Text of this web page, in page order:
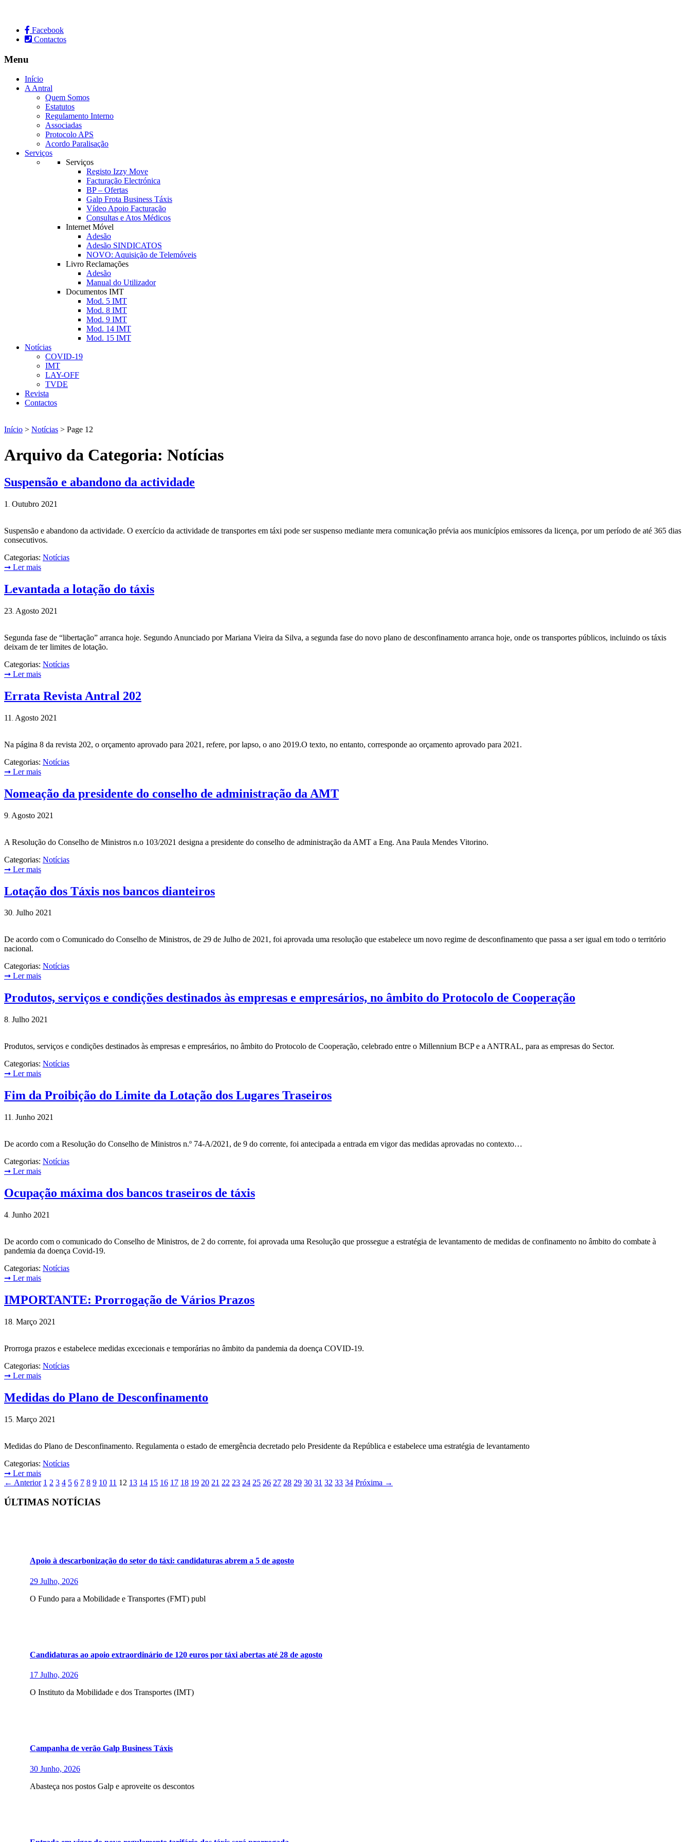
Facebook
Contactos
Menu
Início
A Antral
Quem Somos
Estatutos
Regulamento Interno
Associadas
Protocolo APS
Acordo Paralisação
Serviços
Serviços
Registo Izzy Move
Facturação Electrónica
BP – Ofertas
Galp Frota Business Táxis
Vídeo Apoio Facturação
Consultas e Atos Médicos
Internet Móvel
Adesão
Adesão SINDICATOS
NOVO: Aquisição de Telemóveis
Livro Reclamações
Adesão
Manual do Utilizador
Documentos IMT
Mod. 5 IMT
Mod. 8 IMT
Mod. 9 IMT
Mod. 14 IMT
Mod. 15 IMT
Notícias
COVID-19
IMT
LAY-OFF
TVDE
Revista
Contactos
Início > Notícias > Page 12
Arquivo da Categoria: Notícias
Suspensão e abandono da actividade
1 . Outubro 2021
Suspensão e abandono da actividade. O exercício da actividade de transportes em táxi pode ser suspenso mediante mera comunicação prévia aos municípios emissores da licença, por um período de até 365 dias
consecutivos.
Categorias: Notícias
➞ Ler mais
Levantada a lotação do táxis
23. Agosto 2021
Segunda fase de “libertação” arranca hoje. Segundo Anunciado por Mariana Vieira da Silva, a segunda fase do novo plano de desconfinamento arranca hoje, onde os transportes públicos, incluindo os táxis
deixam de ter limites de lotação.
Categorias: Notícias
➞ Ler mais
Errata Revista Antral 202
11 Agosto 2021
Na página 8 da revista 202, o orçamento aprovado para 2021, refere, por lapso, o ano 2019.O texto, no entanto, corresponde ao orçamento aprovado para 2021.
Categorias: Notícias
➞ Ler mais
Nomeação da presidente do conselho de administração da AMT
9 Agosto 2021
A Resolução do Conselho de Ministros n.o 103/2021 designa a presidente do conselho de administração da AMT a Eng. Ana Paula Mendes Vitorino.
Categorias: Notícias
➞ Ler mais
Lotação dos Táxis nos bancos dianteiros
30. Julho 2021
De acordo com o Comunicado do Conselho de Ministros, de 29 de Julho de 2021, foi aprovada uma resolução que estabelece um novo regime de desconfinamento que passa a ser igual em todo o território
nacional.
Categorias: Notícias
➞ Ler mais
Produtos, serviços e condições destinados às empresas e empresários, no âmbito do Protocolo de Cooperação
8. Julho 2021
Produtos, serviços e condições destinados às empresas e empresários, no âmbito do Protocolo de Cooperação, celebrado entre o Millennium BCP e a ANTRAL, para as empresas do Sector.
Categorias: Notícias
➞ Ler mais
Fim da Proibição do Limite da Lotação dos Lugares Traseiros
11 . Junho 2021
De acordo com a Resolução do Conselho de Ministros n.º 74-A/2021, de 9 do corrente, foi antecipada a entrada em vigor das medidas aprovadas no contexto…
Categorias: Notícias
➞ Ler mais
Ocupação máxima dos bancos traseiros de táxis
4 Junho 2021
De acordo com o comunicado do Conselho de Ministros, de 2 do corrente, foi aprovada uma Resolução que prossegue a estratégia de levantamento de medidas de confinamento no âmbito do combate à
pandemia da doença Covid-19.
Categorias: Notícias
➞ Ler mais
IMPORTANTE: Prorrogação de Vários Prazos
18 Março 2021
Prorroga prazos e estabelece medidas excecionais e temporárias no âmbito da pandemia da doença COVID-19.
Categorias: Notícias
➞ Ler mais
Medidas do Plano de Desconfinamento
15 Março 2021
Medidas do Plano de Desconfinamento. Regulamenta o estado de emergência decretado pelo Presidente da República e estabelece uma estratégia de levantamento
Categorias: Notícias
➞ Ler mais
← Anterior 1 2 3 4 5 6 7 8 9 10 11 12 13 14 15 16 17 18 19 20 21 22 23 24 25 26 27 28 29 30 31 32 33 34 Próxima →
ÚLTIMAS NOTÍCIAS
Apoio à descarbonização do setor do táxi: candidaturas abrem a 5 de agosto
29 Julho, 2026
O Fundo para a Mobilidade e Transportes (FMT) publ
Candidaturas ao apoio extraordinário de 120 euros por táxi abertas até 28 de agosto
17 Julho, 2026
O Instituto da Mobilidade e dos Transportes (IMT)
Campanha de verão Galp Business Táxis
30 Junho, 2026
Abasteça nos postos Galp e aproveite os descontos